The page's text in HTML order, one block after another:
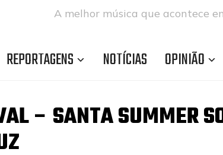
A melhor música que acontece
REPORTAGENS NOTÍCIAS OPINIÃO
– SANTA SUMMER